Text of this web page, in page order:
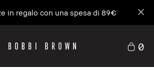
in regalo con una spesa di 89€
0